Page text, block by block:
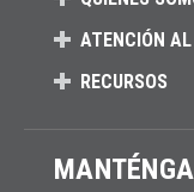
ATENCIÓN
RECURSOS